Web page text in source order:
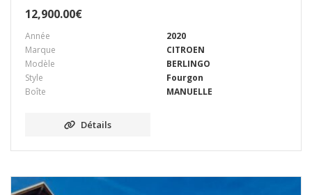
12,900.00€
Année
2020
Marque
CITROEN
Modèle
BERLINGO
Style
Fourgon
Boîte
MANUELLE
Détails